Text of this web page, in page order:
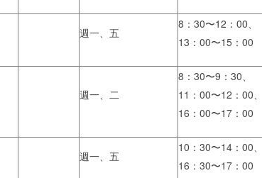
週一、五
8：30〜12：00、
13：00〜15：00
週一、二
8：30〜9：30、
11：00〜12：00、
16：00〜17：00
週一、五
10：30〜14：00、
16：30〜17：00